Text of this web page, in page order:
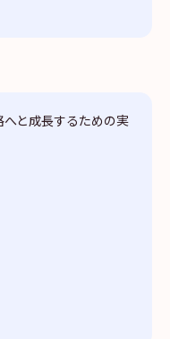
と成長するための実